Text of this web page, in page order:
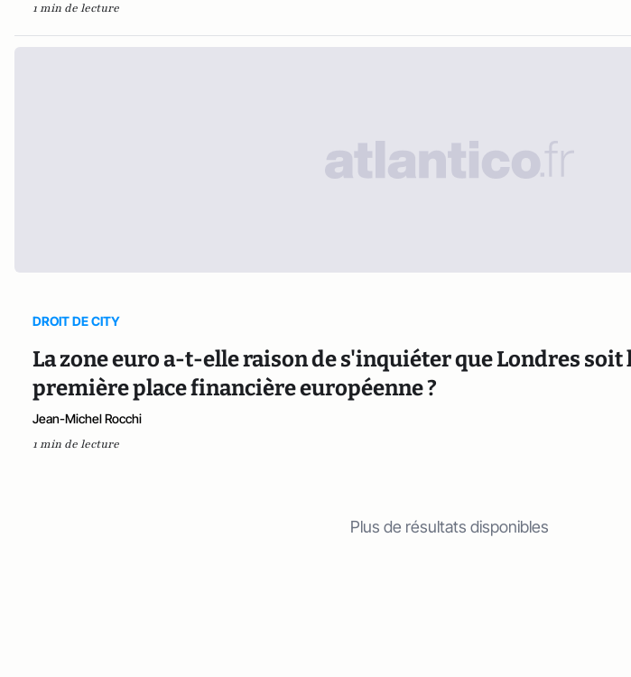
1 min de lecture
DROIT DE CITY
La zone euro a-t-elle raison de s'inquiéter que Londres soit
première place financière européenne ?
Jean-Michel Rocchi
1 min de lecture
Plus de résultats disponibles